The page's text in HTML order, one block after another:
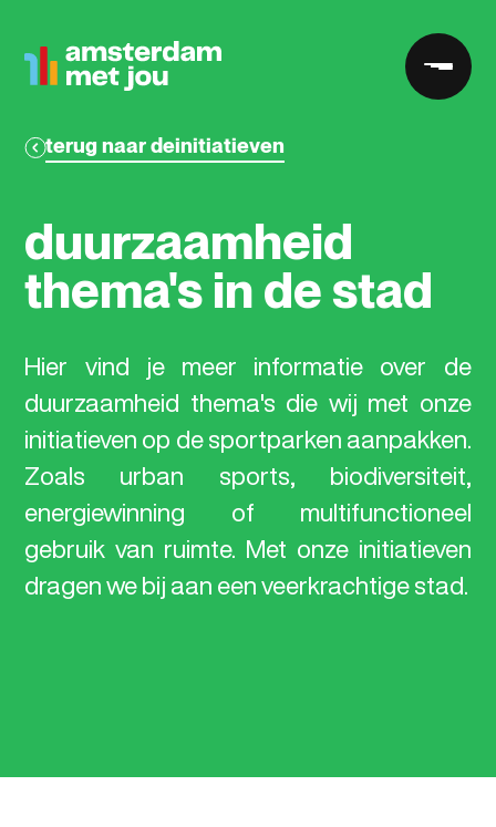
terug naar deinitiatieven
terug naar deinitiatieven
duurzaamheid
thema's in de stad
Hier vind je meer informatie over
de
duurzaamheid thema's die wij met onze
initiatieven op de sportparken aanpakken.
Zoals
urban sports,
biodiversiteit,
energiewinning
of
multifunctioneel
gebruik van ruimte. Met onze initiatieven
dragen we bij aan een veerkrachtige stad.